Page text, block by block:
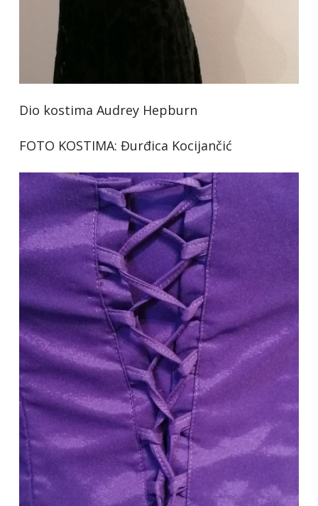
Dio kostima Audrey Hepburn
FOTO KOSTIMA: Đurđica Kocijančić